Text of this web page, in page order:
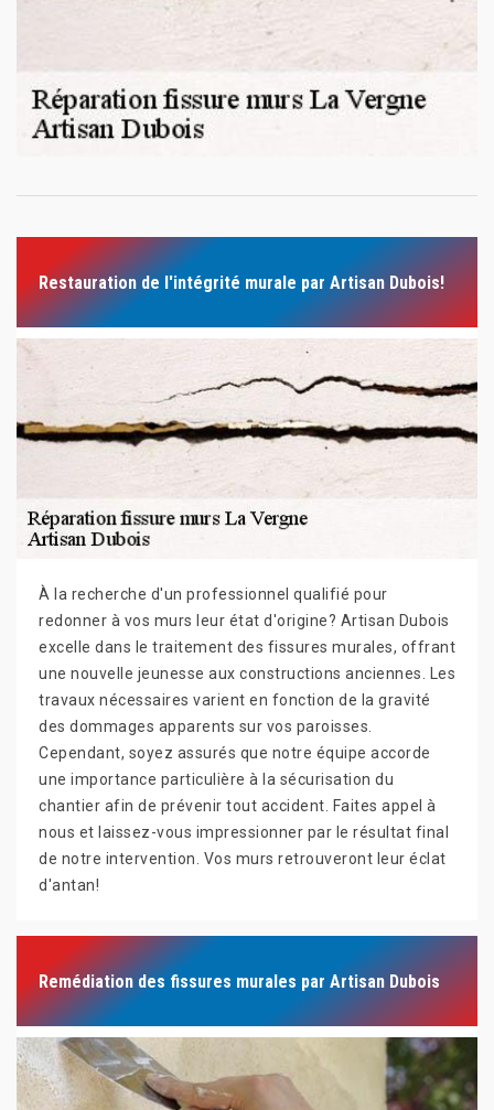
Restauration de l'intégrité murale par Artisan Dubois!
À la recherche d'un professionnel qualifié pour
redonner à vos murs leur état d'origine? Artisan Dubois
excelle dans le traitement des fissures murales, offrant
une nouvelle jeunesse aux constructions anciennes. Les
travaux nécessaires varient en fonction de la gravité
des dommages apparents sur vos paroisses.
Cependant, soyez assurés que notre équipe accorde
une importance particulière à la sécurisation du
chantier afin de prévenir tout accident. Faites appel à
nous et laissez-vous impressionner par le résultat final
de notre intervention. Vos murs retrouveront leur éclat
d'antan!
Remédiation des fissures murales par Artisan Dubois